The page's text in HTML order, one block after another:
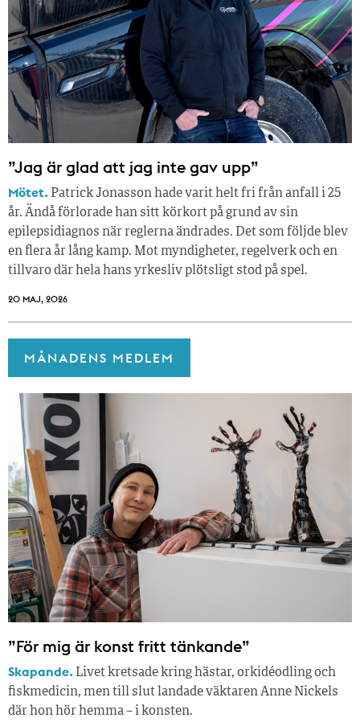
”Jag är glad att jag inte gav upp”
Mötet. Patrick Jonasson hade varit helt fri från anfall i 25
år. Ändå förlorade han sitt körkort på grund av sin
epilepsidiagnos när reglerna ändrades. Det som följde blev
en flera år lång kamp. Mot myndigheter, regelverk och en
tillvaro där hela hans yrkesliv plötsligt stod på spel.
20 MAJ, 2026
MÅNADENS MEDLEM
”För mig är konst fritt tänkande”
Skapande. Livet kretsade kring hästar, orkidéodling och
fiskmedicin, men till slut landade väktaren Anne Nickels
där hon hör hemma – i konsten.